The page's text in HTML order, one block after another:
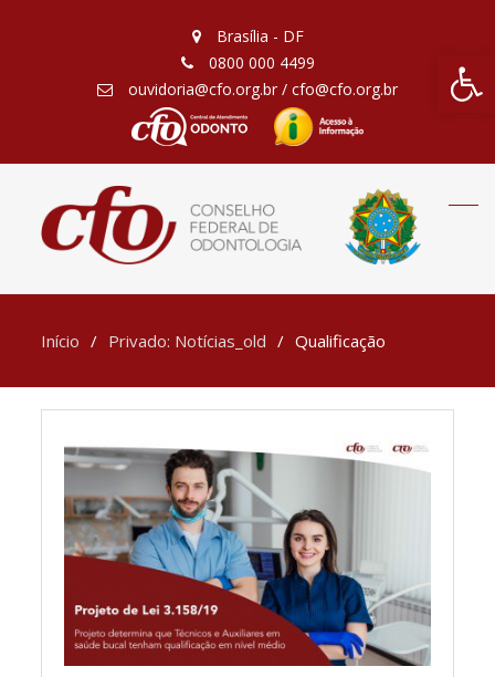
Barra
Brasília - DF
0800 000 4499
ouvidoria@cfo.org.br / cfo@cfo.org.br
Início Privado: Notícias_old Qualificação